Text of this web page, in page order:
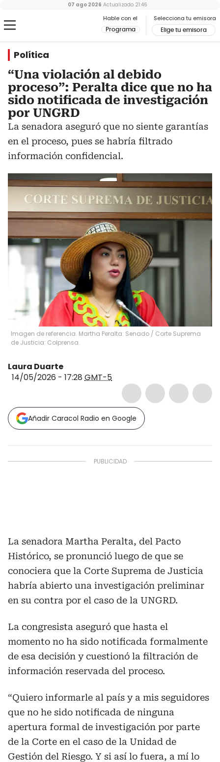
Hable con el
Programa
Selecciona tu emisora
Elige tu emisora
07 ago 2026 Actualizado 21:46
Política
“Una violación al debido
proceso”: Peralta dice que no ha
sido notificada de investigación
por UNGRD
La senadora aseguró que no siente garantías
en el proceso, pues se habría filtrado
información confidencial.
Imagen de referencia. Martha Peralta: Senado / Corte Suprema
de Justicia: Colprensa.
Laura Duarte
14/05/2026 - 17:28 GMT-5
Añadir Caracol Radio en Google
La senadora Martha Peralta, del Pacto
Histórico, se pronunció luego de que se
conociera que la Corte Suprema de Justicia
habría abierto una investigación preliminar
en su contra por el caso de la UNGRD.
La congresista aseguró que hasta el
momento no ha sido notificada formalmente
de esa decisión y cuestionó la filtración de
información reservada del proceso.
“Quiero informarle al país y a mis seguidores
que no he sido notificada de ninguna
apertura formal de investigación por parte
de la Corte en el caso de la Unidad de
Gestión del Riesgo. Y si así lo fuera, a mí lo